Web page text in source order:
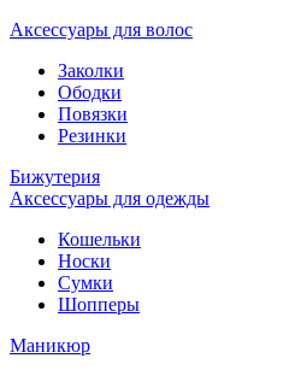
Аксессуары для волос
Заколки
Ободки
Повязки
Резинки
Бижутерия
Аксессуары для одежды
Кошельки
Носки
Сумки
Шопперы
Маникюр